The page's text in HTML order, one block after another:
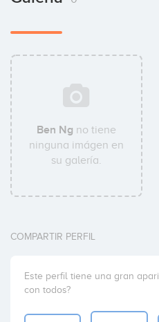
Ben Ng no tiene
ninguna imágen en
su galería.
COMPARTIR PERFIL
Este perfil tiene una gran
con todos?